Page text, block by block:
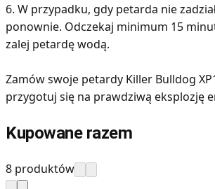
6. W przypadku, gdy petarda nie
ponownie. Odczekaj minimum 15
zalej petardę wodą.
Zamów swoje petardy Killer Bulldog
przygotuj się na prawdziwą eksplozję
Kupowane razem
8 produktów